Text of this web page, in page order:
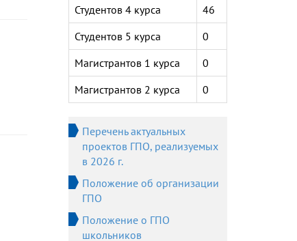
Студентов 4 курса
46
Студентов 5 курса
0
Магистрантов 1 курса
0
Магистрантов 2 курса
0
Перечень актуальных
проектов ГПО, реализуемых
в 2026 г.
Положение об организации
ГПО
Положение о ГПО
школьников